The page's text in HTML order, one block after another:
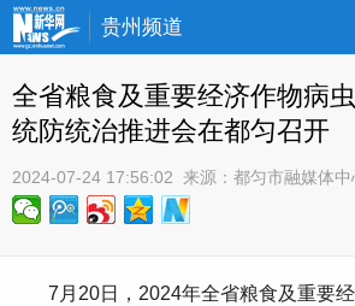
贵州频道
全省粮食及重要经济作物病
统防统治推进会在都匀召开
2024-07-24 17:56:02 来源： 都匀市融媒体中
7月20日，2024年全省粮食及重要经